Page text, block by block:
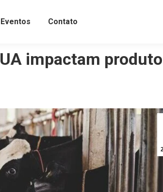
Eventos Contato
impactam